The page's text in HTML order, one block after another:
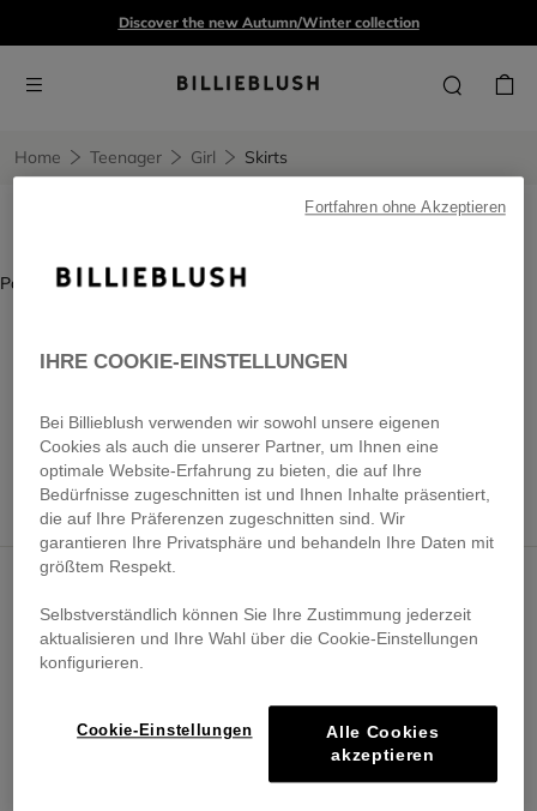
Discover the new Autumn/Winter collection
Home Teenager Girl Skirts
Page does not contain any content.
FREE DELIVERY
SECURE PAYMENT
IHRE COOKIE-EINSTELLUNGEN
Bei Billieblush verwenden wir sowohl unsere eigenen
Cookies als auch die unserer Partner, um Ihnen eine
optimale Website-Erfahrung zu bieten, die auf Ihre
Bedürfnisse zugeschnitten ist und Ihnen Inhalte präsentiert,
die auf Ihre Präferenzen zugeschnitten sind. Wir
garantieren Ihre Privatsphäre und behandeln Ihre Daten mit
größtem Respekt.
Selbstverständlich können Sie Ihre Zustimmung jederzeit
aktualisieren und Ihre Wahl über die Cookie-Einstellungen
konfigurieren.
Cookie-Einstellungen
Alle Cookies
akzeptieren
Fortfahren ohne Akzeptieren